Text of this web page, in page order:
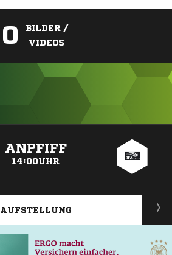
0
BILDER /
VIDEOS
ANPFIFF
14:00UHR
AUFSTELLUNG